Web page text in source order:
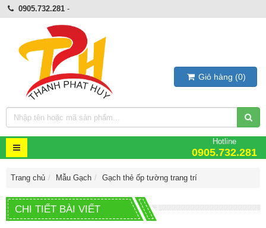
0905.732.281-
Giỏ hàng (0)
Hotline
0905.732.281
Trang chủ Mẫu Gạch Gạch thẻ ốp tường trang trí
CHI TIẾT BÀI VIẾT